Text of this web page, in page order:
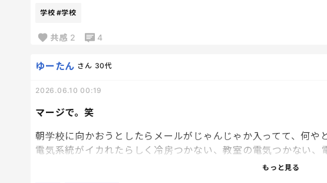
そして大型連休前。
もはや傘屋の在庫整理やで〜
学校 #学校
共感 2 4
マージで。笑
ゆーたん さん 30代
2026.06.10 00:19
朝学校に向かおうとしたらメールがじゃんじゃか入ってて、何や
電気系統がイカれたらしく冷房つかない、教室の電気つかない、
もっと見る